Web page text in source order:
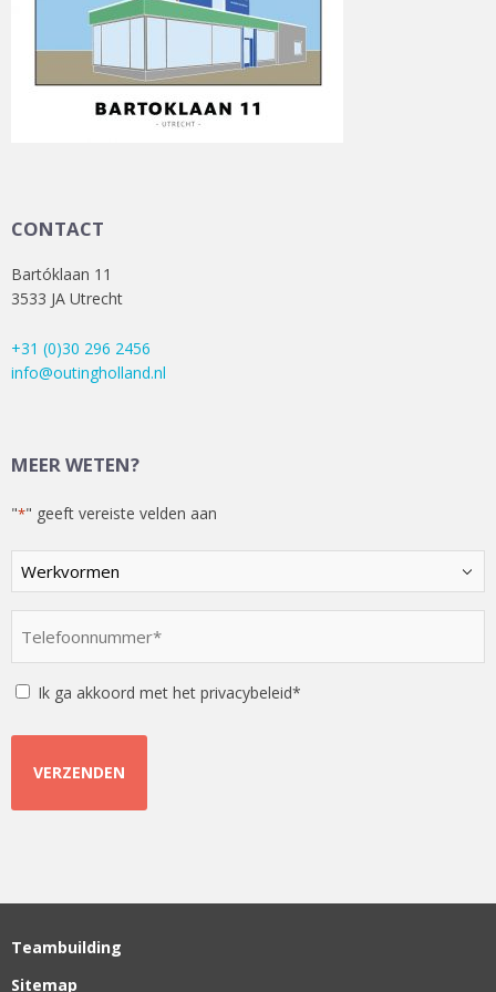
CONTACT
Bartóklaan 11
3533 JA Utrecht
+31 (0)30 296 2456
info@outingholland.nl
MEER WETEN?
"*" geeft vereiste velden aan
Kies
een
optie
Instemming
Ik ga akkoord met het privacybeleid*
Teambuilding
Sitemap